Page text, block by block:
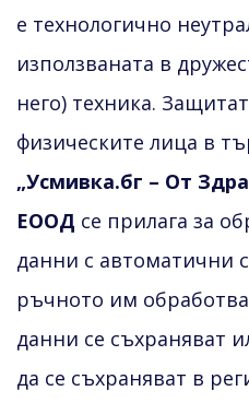
е технологично
използваната в
него) техника.
физическите лица в
„Усмивка.бг – От
ЕООД се прилага за
данни с автоматични
ръчното им
данни се съхраняват
да се съхраняват в